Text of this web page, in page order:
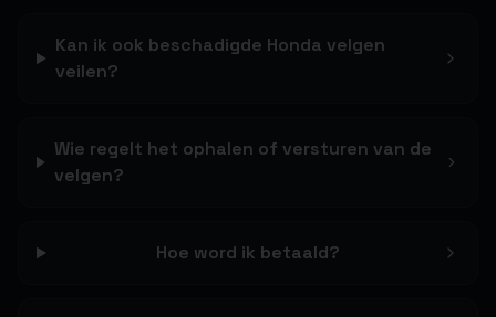
Kan ik ook beschadigde Honda velgen
veilen?
Wie regelt het ophalen of versturen van de
velgen?
Hoe word ik betaald?